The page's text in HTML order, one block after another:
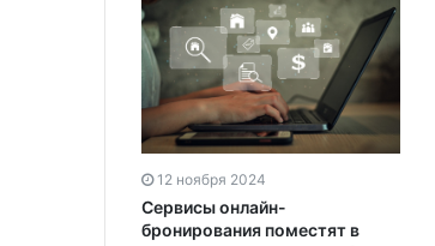
12 ноября 2024
Сервисы онлайн-
бронирования поместят в